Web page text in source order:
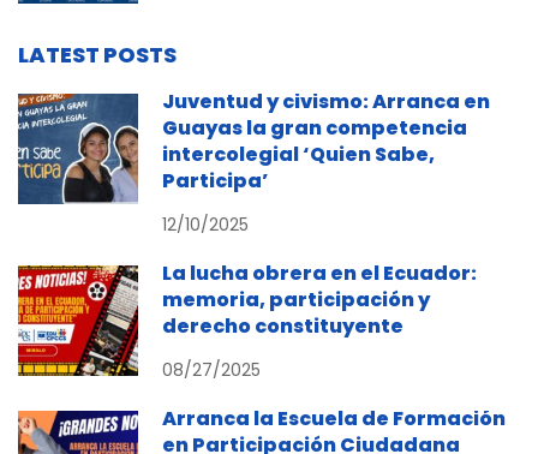
LATEST POSTS
Juventud y civismo: Arranca en
Guayas la gran competencia
intercolegial ‘Quien Sabe,
Participa’
12/10/2025
La lucha obrera en el Ecuador:
memoria, participación y
derecho constituyente
08/27/2025
Arranca la Escuela de Formación
en Participación Ciudadana